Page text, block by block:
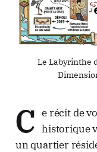
Le Labyrinthe
C e récit de
historique
un quartier